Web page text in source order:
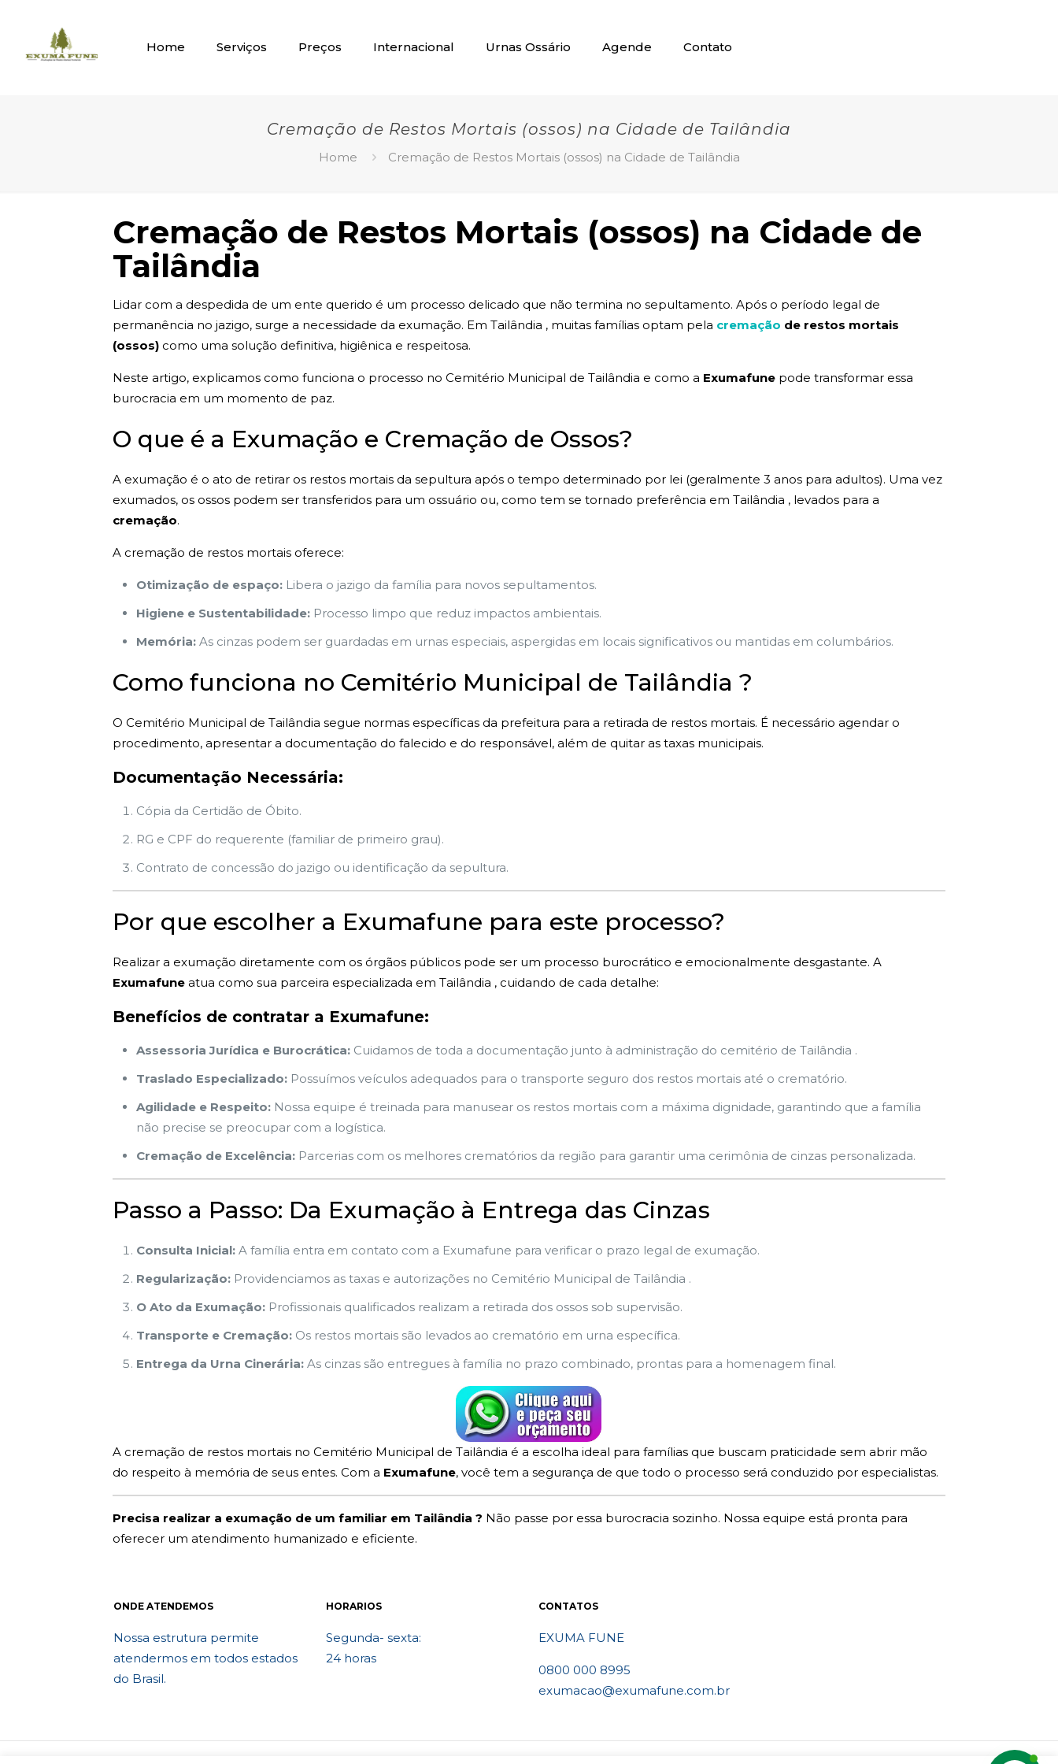
Home Serviços Preços Internacional Urnas Ossário Agende Contato
Cremação de Restos Mortais (ossos) na Cidade de Tailândia
Home Cremação de Restos Mortais (ossos) na Cidade de Tailândia
Cremação de Restos Mortais (ossos) na Cidade de
Tailândia
Lidar com a despedida de um ente querido é um processo delicado que não termina no sepultamento. Após o período legal de
permanência no jazigo, surge a necessidade da exumação. Em Tailândia , muitas famílias optam pela cremação de restos mortais
(ossos)como uma solução definitiva, higiênica e respeitosa.
Neste artigo, explicamos como funciona o processo no Cemitério Municipal de Tailândia e como a Exumafunepode transformar essa
burocracia em um momento de paz.
O que é a Exumação e Cremação de Ossos?
A exumação é o ato de retirar os restos mortais da sepultura após o tempo determinado por lei (geralmente 3 anos para adultos). Uma vez
exumados, os ossos podem ser transferidos para um ossuário ou, como tem se tornado preferência em Tailândia , levados para a
cremação.
A cremação de restos mortais oferece:
Otimização de espaço:Libera o jazigo da família para novos sepultamentos.
Higiene e Sustentabilidade:Processo limpo que reduz impactos ambientais.
Memória:As cinzas podem ser guardadas em urnas especiais, aspergidas em locais significativos ou mantidas em columbários.
Como funciona no Cemitério Municipal de Tailândia ?
O Cemitério Municipal de Tailândia segue normas específicas da prefeitura para a retirada de restos mortais. É necessário agendar o
procedimento, apresentar a documentação do falecido e do responsável, além de quitar as taxas municipais.
Documentação Necessária:
Cópia da Certidão de Óbito.
RG e CPF do requerente (familiar de primeiro grau).
Contrato de concessão do jazigo ou identificação da sepultura.
Por que escolher a Exumafune para este processo?
Realizar a exumação diretamente com os órgãos públicos pode ser um processo burocrático e emocionalmente desgastante. A
Exumafuneatua como sua parceira especializada em Tailândia , cuidando de cada detalhe:
Benefícios de contratar a Exumafune:
Assessoria Jurídica e Burocrática:Cuidamos de toda a documentação junto à administração do cemitério de Tailândia .
Traslado Especializado:Possuímos veículos adequados para o transporte seguro dos restos mortais até o crematório.
Agilidade e Respeito:Nossa equipe é treinada para manusear os restos mortais com a máxima dignidade, garantindo que a família
não precise se preocupar com a logística.
Cremação de Excelência:Parcerias com os melhores crematórios da região para garantir uma cerimônia de cinzas personalizada.
Passo a Passo: Da Exumação à Entrega das Cinzas
Consulta Inicial:A família entra em contato com a Exumafune para verificar o prazo legal de exumação.
Regularização:Providenciamos as taxas e autorizações no Cemitério Municipal de Tailândia .
O Ato da Exumação:Profissionais qualificados realizam a retirada dos ossos sob supervisão.
Transporte e Cremação:Os restos mortais são levados ao crematório em urna específica.
Entrega da Urna Cinerária:As cinzas são entregues à família no prazo combinado, prontas para a homenagem final.
A cremação de restos mortais no Cemitério Municipal de Tailândia é a escolha ideal para famílias que buscam praticidade sem abrir mão
do respeito à memória de seus entes. Com a Exumafune, você tem a segurança de que todo o processo será conduzido por especialistas.
Precisa realizar a exumação de um familiar em Tailândia ? Não passe por essa burocracia sozinho. Nossa equipe está pronta para
oferecer um atendimento humanizado e eficiente.
ONDE ATENDEMOS
Nossa estrutura permite
atendermos em todos estados
do Brasil.
HORARIOS
Segunda- sexta:
24 horas
CONTATOS
EXUMA FUNE
0800 000 8995
exumacao@exumafune.com.br